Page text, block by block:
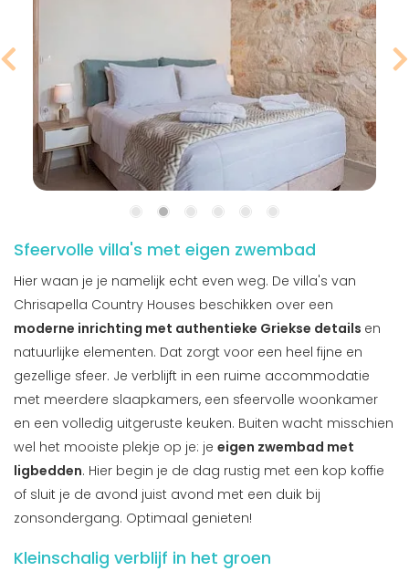
Sfeervolle villa's met eigen zwembad
Hier waan je je namelijk echt even weg. De villa's van
Chrisapella Country Houses beschikken over een
moderne inrichting met authentieke Griekse details en
natuurlijke elementen. Dat zorgt voor een heel fijne en
gezellige sfeer. Je verblijft in een ruime accommodatie
met meerdere slaapkamers, een sfeervolle woonkamer
en een volledig uitgeruste keuken. Buiten wacht misschien
wel het mooiste plekje op je: je eigen zwembad met
ligbedden. Hier begin je de dag rustig met een kop koffie
of sluit je de avond juist avond met een duik bij
zonsondergang. Optimaal genieten!
Kleinschalig verblijf in het groen